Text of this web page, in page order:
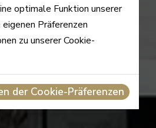
optimale Funktion unserer
Präferenzen
zu unserer Cookie-
der Cookie-Präferenzen